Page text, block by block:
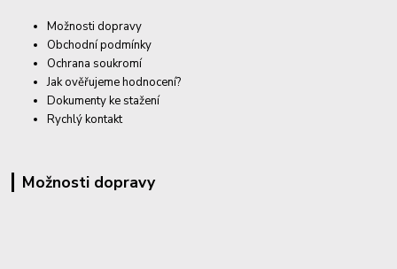
Možnosti dopravy
Obchodní podmínky
Ochrana soukromí
Jak ověřujeme hodnocení?
Dokumenty ke stažení
Rychlý kontakt
Možnosti dopravy